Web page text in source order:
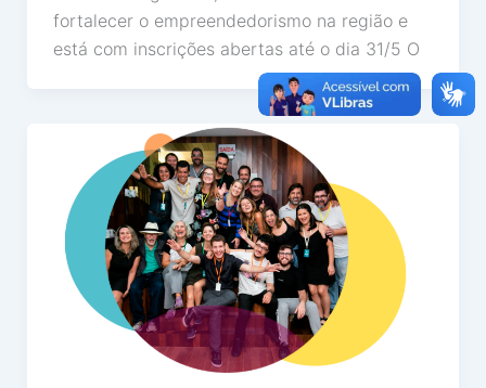
fortalecer o empreendedorismo na região e
está com inscrições abertas até o dia 31/5 O